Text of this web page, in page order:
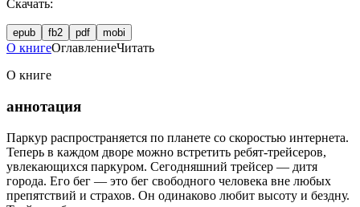
Скачать:
epub fb2 pdf mobi
О книгеОглавлениеЧитать
О книге
аннотация
Паркур распространяется по планете со скоростью интернета.
Теперь в каждом дворе можно встретить ребят-трейсеров,
увлекающихся паркуром. Сегодняшний трейсер — дитя
города. Его бег — это бег свободного человека вне любых
препятствий и страхов. Он одинаково любит высоту и бездну.